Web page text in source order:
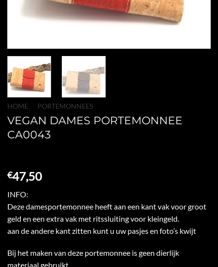
HOME PORTEMONNEES
VEGAN DAMES PORTEMONNEE
CA0043
€47,50
INFO:
Deze damesportemonnee heeft aan een kant vak voor groot
geld en een extra vak met ritssluiting voor kleingeld.
aan de andere kant zitten kunt u uw pasjes en foto’s kwijt
Bij het maken van deze portemonnee is geen dierlijk
materiaal gebruikt